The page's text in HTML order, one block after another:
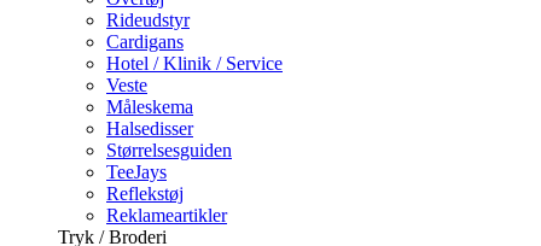
Rideudstyr
Cardigans
Hotel / Klinik / Service
Veste
Måleskema
Halsedisser
Størrelsesguiden
TeeJays
Reflekstøj
Reklameartikler
Tryk / Broderi